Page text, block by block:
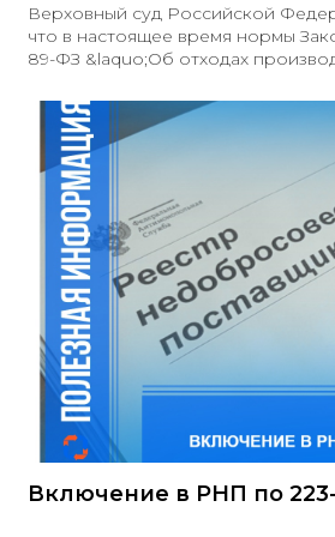
Верховный суд Российской
что в настоящее время нормы
89-ФЗ &laquo;Об отходах
отношения, касающиеся
отходов класса &laquo;А&raquo
Включение в РНП по